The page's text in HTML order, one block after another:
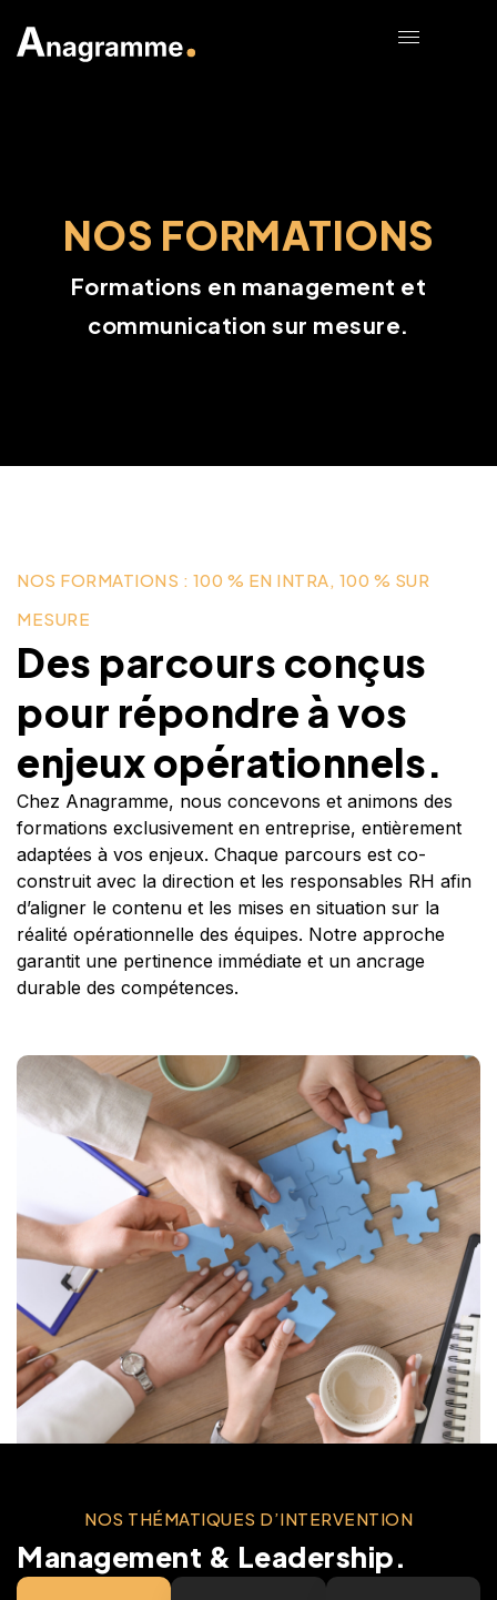
NOS FORMATIONS
Formations en management et
communication sur mesure.
NOS FORMATIONS : 100 % EN INTRA, 100 % SUR
MESURE
Des parcours conçus
pour répondre à vos
enjeux opérationnels.
Chez Anagramme, nous concevons et animons des
formations exclusivement en entreprise, entièrement
adaptées à vos enjeux. Chaque parcours est co-
construit avec la direction et les responsables RH afin
d’aligner le contenu et les mises en situation sur la
réalité opérationnelle des équipes. Notre approche
garantit une pertinence immédiate et un ancrage
durable des compétences.
NOS THÉMATIQUES D’INTERVENTION
Management & Leadership.